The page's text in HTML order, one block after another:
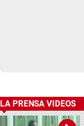
LA PRENSA VIDEOS